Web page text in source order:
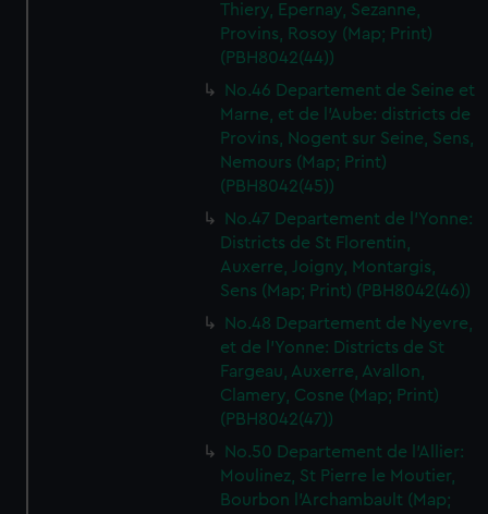
Thiery, Epernay, Sezanne,
Provins, Rosoy (Map; Print)
(PBH8042(44))
No.46 Departement de Seine et
Marne, et de l'Aube: districts de
Provins, Nogent sur Seine, Sens,
Nemours (Map; Print)
(PBH8042(45))
No.47 Departement de l'Yonne:
Districts de St Florentin,
Auxerre, Joigny, Montargis,
Sens (Map; Print) (PBH8042(46))
No.48 Departement de Nyevre,
et de l'Yonne: Districts de St
Fargeau, Auxerre, Avallon,
Clamery, Cosne (Map; Print)
(PBH8042(47))
No.50 Departement de l'Allier:
Moulinez, St Pierre le Moutier,
Bourbon l'Archambault (Map;